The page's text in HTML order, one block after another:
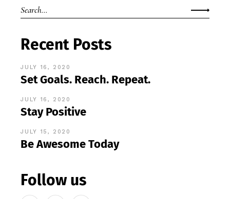
Recent Posts
JULY 16, 2020
Set Goals. Reach. Repeat.
JULY 16, 2020
Stay Positive
JULY 15, 2020
Be Awesome Today
Follow us